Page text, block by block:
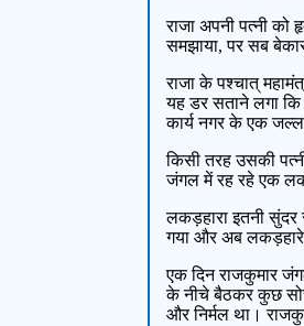
राजा अपनी पत्नी
समझाया, पर सब
राजा के पश्चात्
यह डर सताने लगा
कार्य नगर के एक
किसी तरह उसकी
जंगल में रह रहे एक
लकड़हारा इतनी सुंदर
गया और अब
एक दिन राजकुमार
के नीचे बैठकर कुछ
और निर्मल था।